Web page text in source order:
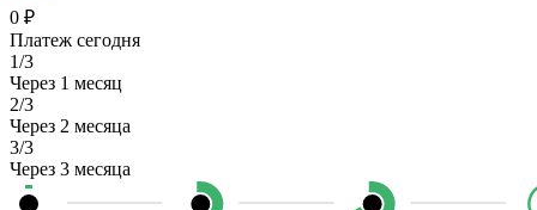
0 ₽
Платеж сегодня
1/3
Через 1 месяц
2/3
Через 2 месяца
3/3
Через 3 месяца